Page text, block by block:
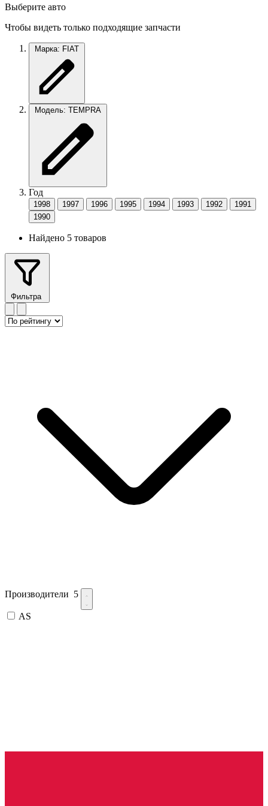
Выберите авто
Чтобы видеть только подходящие запчасти
Марка: FIAT
Модель: TEMPRA
Год
1998 1997 1996 1995 1994 1993 1992
1991
1990
Найдено 5 товаров
Фильтра
Производители 5
AS